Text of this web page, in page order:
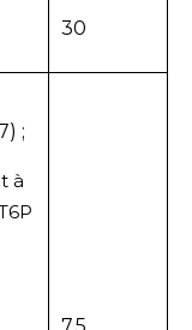
30
;
à